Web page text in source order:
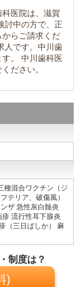
医院は、滋賀
討中の方で、正
らご請求くだ
人です。中川歯
。 中川歯科医
ださい。
種混合ワクチン（ジ
テリア、破傷風）
ザ 急性灰白髄炎
疹 流行性耳下腺炎
（三日ばしか） 麻
制度は？
)